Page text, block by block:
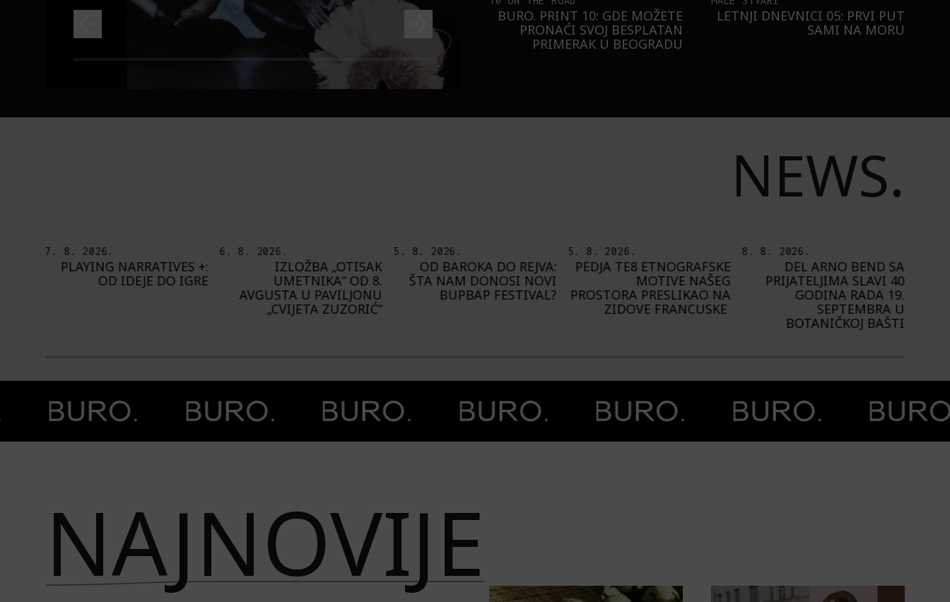
BURO. PRINT 10: GDE MOŽETE
PRONAĆI SVOJ BESPLATAN
PRIMERAK U BEOGRADU
LETNJI DNEVNICI 05: PRVI PUT
SAMI NA MORU
NEWS.
6. 8. 2026.
IZLOŽBA „OTISAK
UMETNIKA“ OD 8.
5. 8. 2026.
OD BAROKA DO REJVA:
ŠTA NAM DONOSI NOVI
BUPBAP FESTIVAL?
5. 8. 2026.
PEDJA TE8 ETNOGRAFSKE
MOTIVE NAŠEG
PROSTORA PRESLIKAO NA
8. 8. 2026.
DEL ARNO BEND SA
PRIJATELJIMA SLAVI 40
GODINA RADA 19.
SEPTEMBRA U
7. 8. 2026.
PLAYING NARRATIVES +:
OD IDEJE DO IGRE
NAJNOVIJE